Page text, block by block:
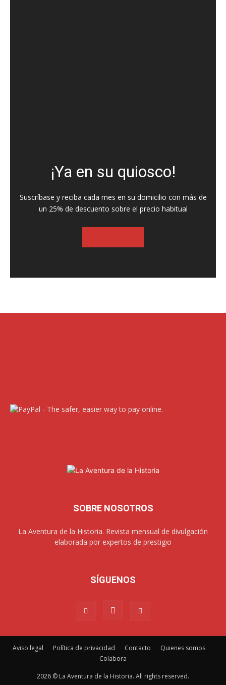
¡Ya en su quiosco!
Suscríbase y reciba cada mes en su domicilio con más de
un 25% de descuento sobre el precio habitual
SOBRE NOSOTROS
La Aventura de la Historia. Revista mensual de divulgación
elaborada por expertos de prestigio
SÍGUENOS
Aviso legal Política de privacidad Contacto
Quienes somos
Colabora
2026 © La Aventura de la Historia. All rights reserved.